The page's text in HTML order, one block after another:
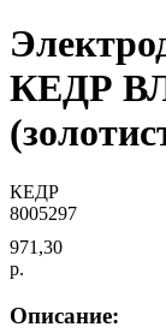
КЕДР
КЕДР
8005297
971,30
р.
Описание: